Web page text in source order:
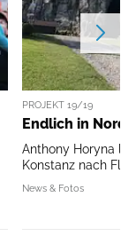
PROJEKT 19/19
Endlich in
Anthony Horyna
Konstanz nach
News & Fotos